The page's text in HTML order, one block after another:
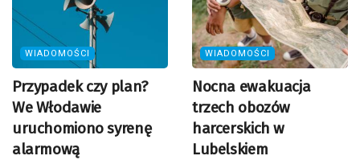
WIADOMOŚCI
Przypadek czy plan?
We Włodawie
uruchomiono syrenę
alarmową
WIADOMOŚCI
Nocna ewakuacja
trzech obozów
harcerskich w
Lubelskiem